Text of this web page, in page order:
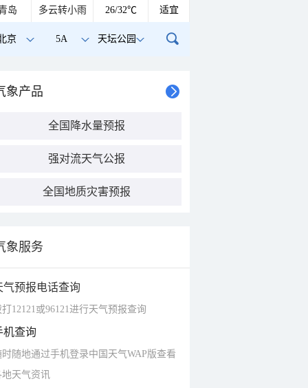
岛 多云转小雨 26/32℃ 适宜
京 5A 天坛公园
象产品
全国降水量预报
强对流天气公报
全国地质灾害预报
象服务
气预报电话查询
打12121或96121进行天气预报查询
机查询
时随地通过手机登录中国天气WAP版查看
地天气资讯